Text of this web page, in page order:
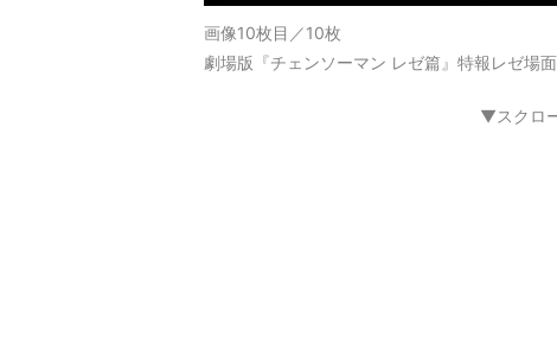
画像10枚目／10枚
劇場版『チェンソーマン レゼ篇』特報レゼ場
▼スクロ